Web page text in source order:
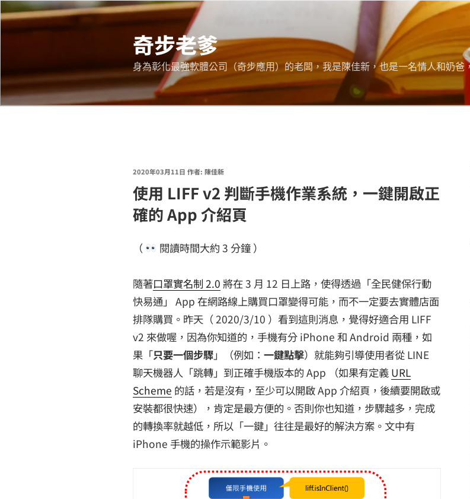
跳
至
內
容
奇步老爹
身為彰化最強軟體公司（奇步應用）的老闆，我是陳佳新，也是一名情人和奶爸
發
佈
於
2020年03月11日 作者: 陳佳新
使用 LIFF v2 判斷手機作業系統，一鍵開啟正
確的 App 介紹頁
（ 閱讀時間大約 3 分鐘 ）
隨著口罩實名制 2.0 將在 3 月 12 日上路，使得透過「全民健保行動
快易通」 App 在網路線上購買口罩變得可能，而不一定要去實體店面
排隊購買。昨天（ 2020/3/10 ）看到這則消息，覺得好適合用 LIFF
v2 來做喔，因為你知道的，手機有分 iPhone 和 Android 兩種，如
果「只要一個步驟」（例如： 一鍵點擊）就能夠引導使用者從 LINE
聊天機器人「跳轉」到正確手機版本的 App （如果有定義 URL
Scheme 的話，若是沒有，至少可以開啟 App 介紹頁，後續要開啟或
安裝都很快速），肯定是最方便的。否則你也知道，步驟越多，完成
的轉換率就越低，所以「一鍵」往往是最好的解決方案。文中有
iPhone 手機的操作示範影片。